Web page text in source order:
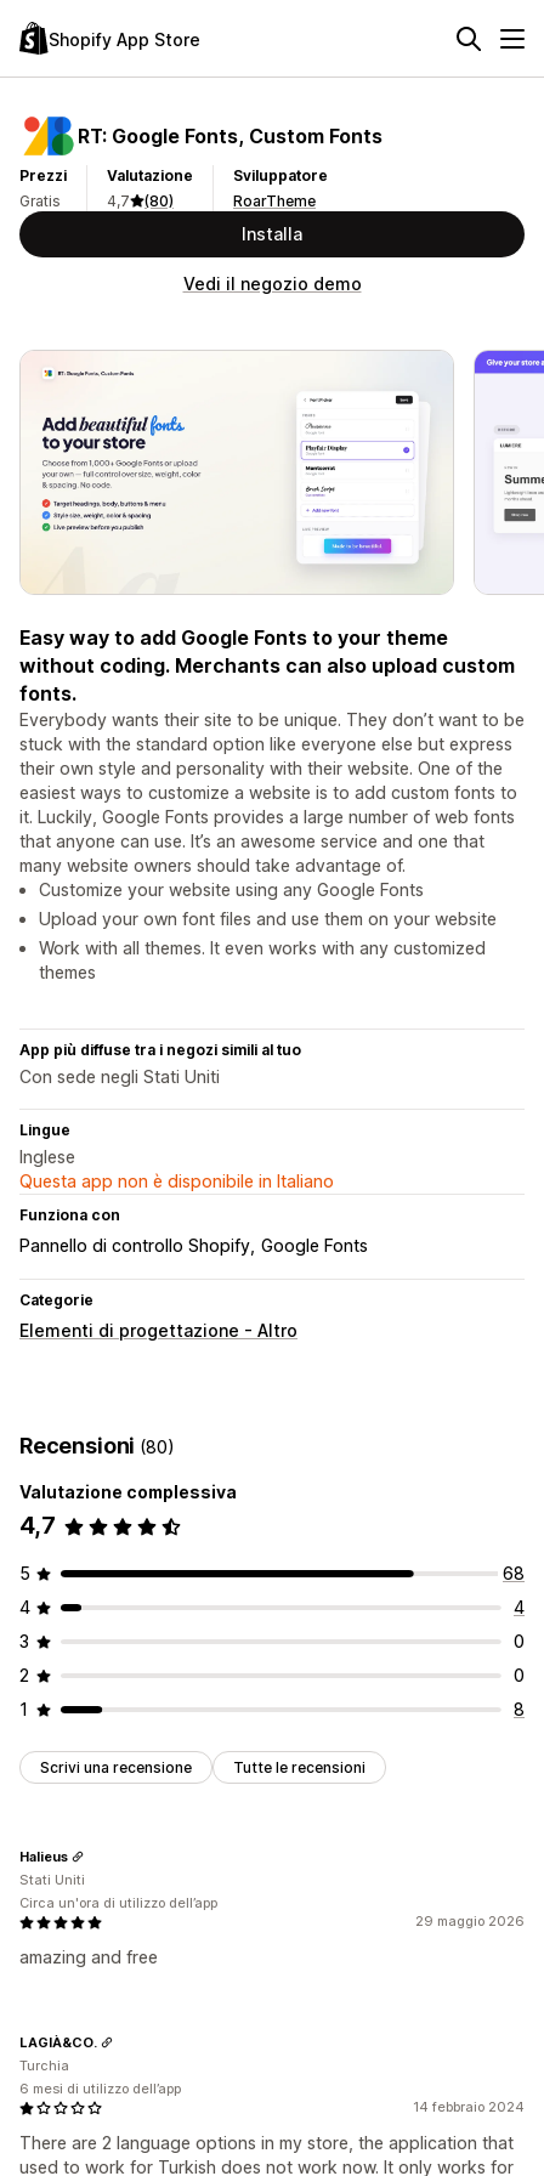
Shopify App Store
RT: Google Fonts, Custom Fonts
Prezzi
Gratis
Valutazione
4,7
(80)
Sviluppatore
RoarTheme
Installa
Vedi il negozio demo
Easy way to add Google Fonts to your theme
without coding. Merchants can also upload custom
fonts.
Everybody wants their site to be unique. They don’t want to be
stuck with the standard option like everyone else but express
their own style and personality with their website. One of the
easiest ways to customize a website is to add custom fonts to
it. Luckily, Google Fonts provides a large number of web fonts
that anyone can use. It’s an awesome service and one that
many website owners should take advantage of.
Customize your website using any Google Fonts
Upload your own font files and use them on your website
Work with all themes. It even works with any customized
themes
App più diffuse tra i negozi simili al tuo
Con sede negli Stati Uniti
Lingue
Inglese
Questa app non è disponibile in Italiano
Funziona con
Pannello di controllo Shopify Google Fonts
Categorie
Elementi di progettazione - Altro
Recensioni (80)
Valutazione complessiva
4,7
5
68
4
4
3
0
2
0
1
8
Scrivi una recensione Tutte le recensioni
29 maggio 2026
amazing and free
Halieus
Stati Uniti
Circa un'ora di utilizzo dell’app
14 febbraio 2024
There are 2 language options in my store, the application that
used to work for Turkish does not work now. It only works for
LAGIÀ&CO.
Turchia
6 mesi di utilizzo dell’app